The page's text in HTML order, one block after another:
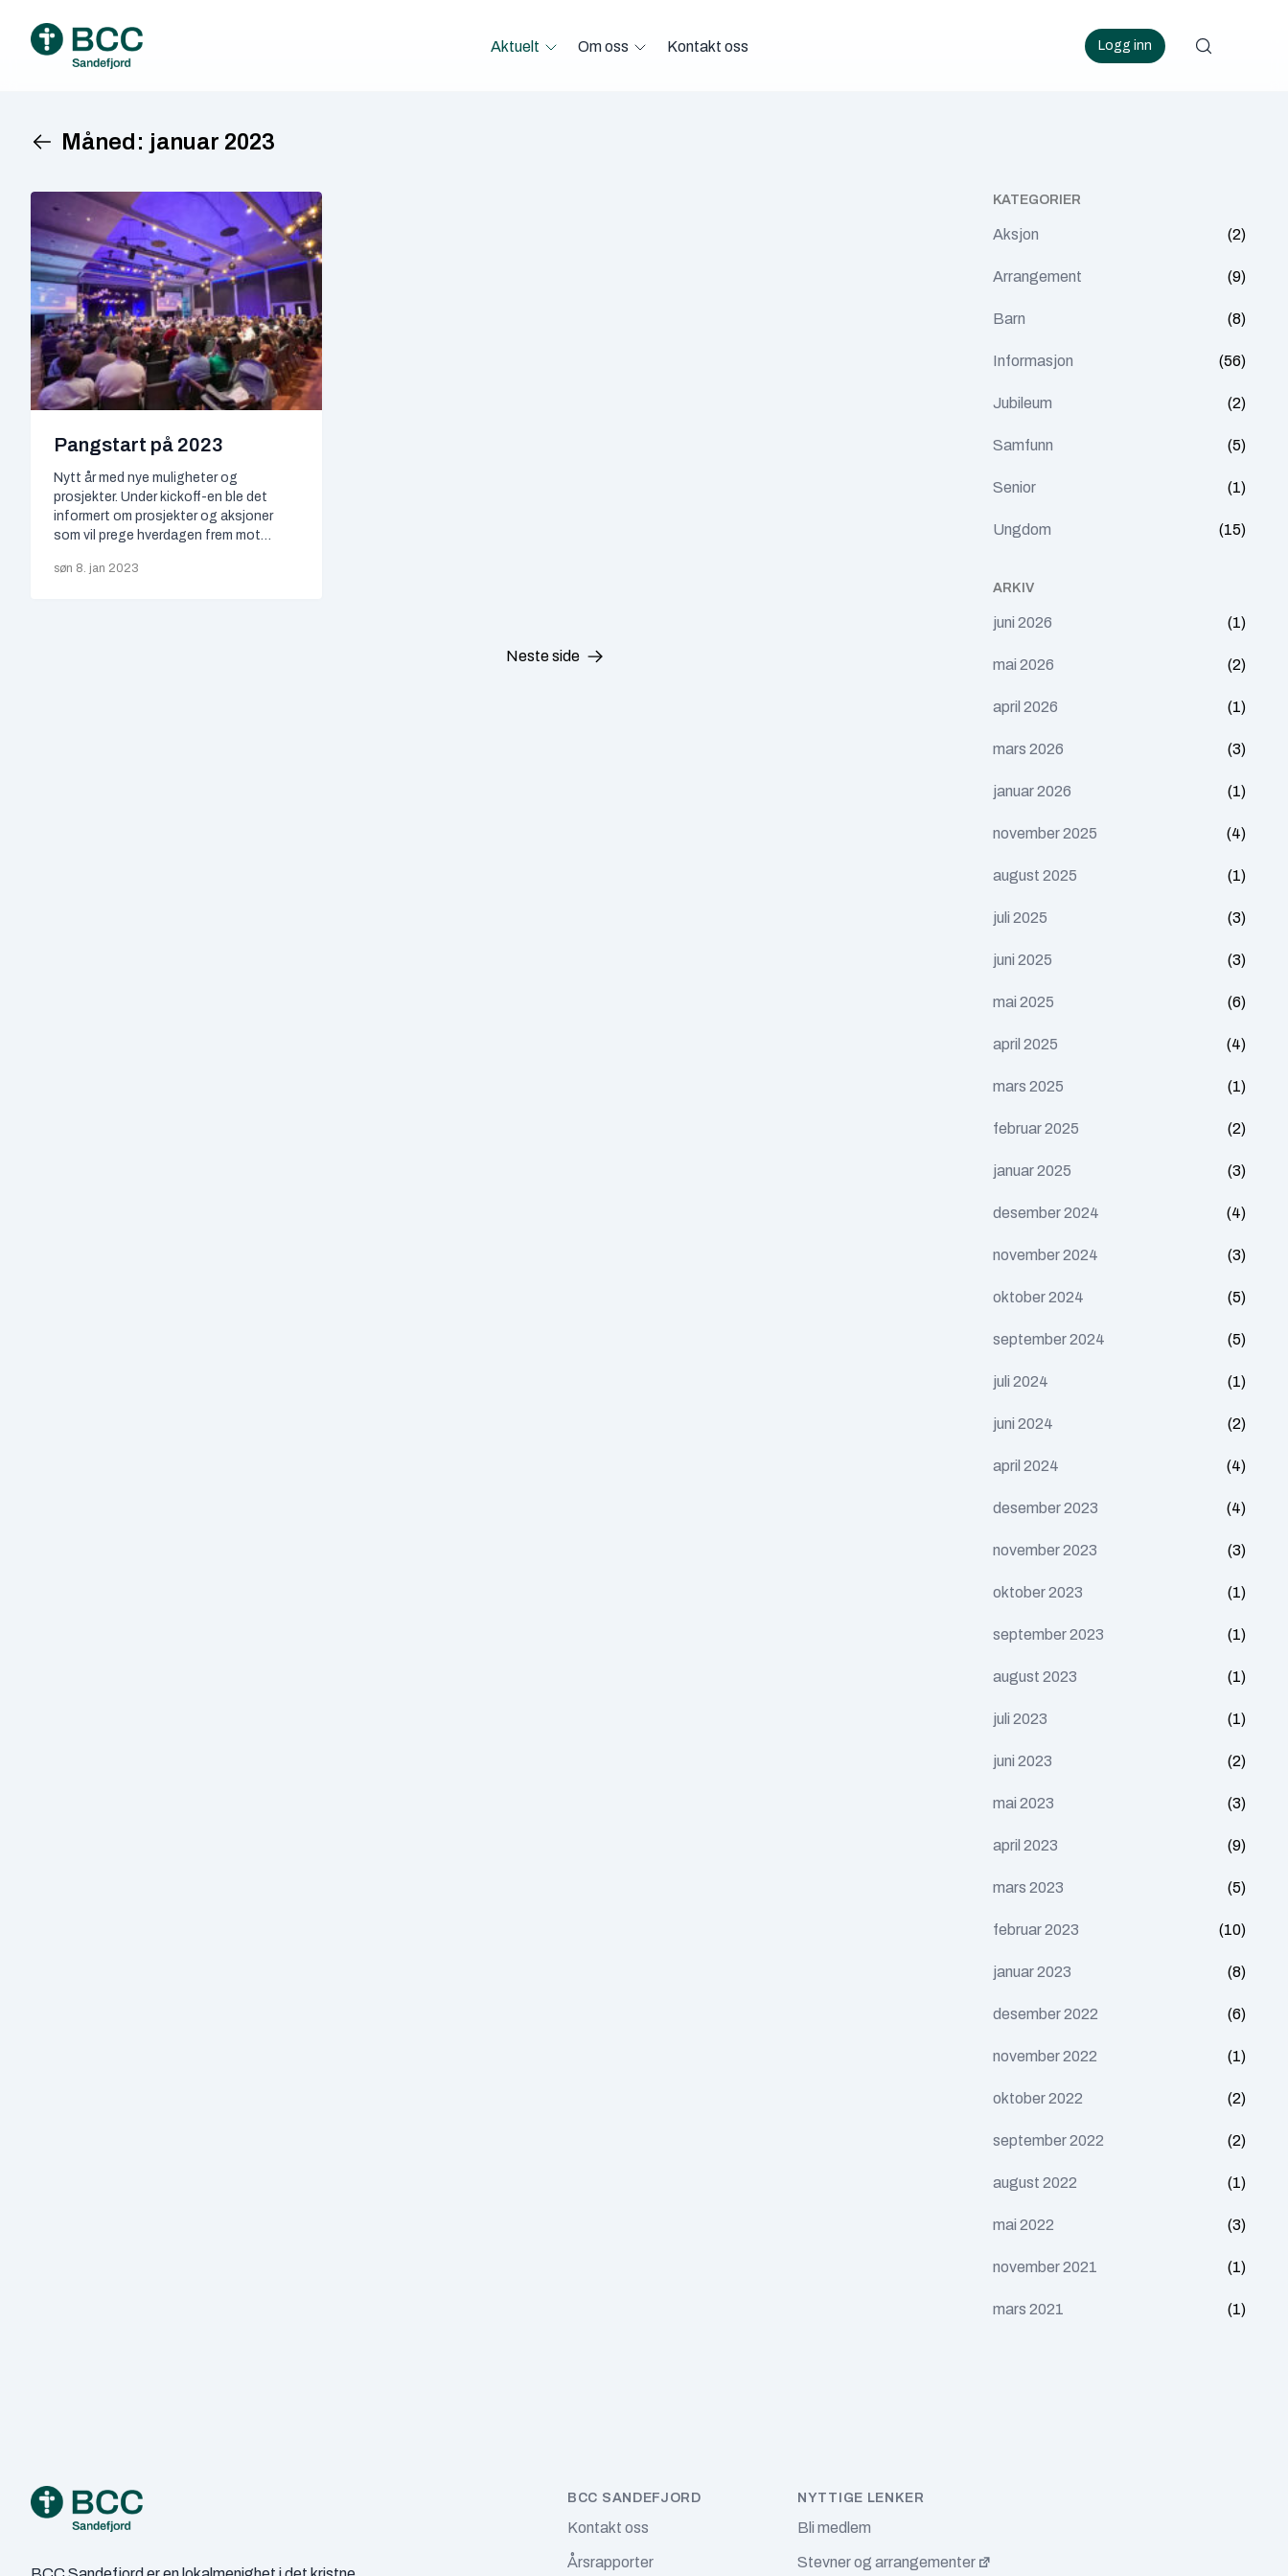
Aktuelt
Om oss
Kontakt oss Logg inn
Måned: januar 2023
Pangstart på 2023
Nytt år med nye muligheter og
prosjekter. Under kickoff-en ble det
informert om prosjekter og aksjoner
som vil prege hverdagen frem mot
søn 8. jan 2023
Neste side
KATEGORIER
Aksjon (2)
Arrangement (9)
Barn (8)
Informasjon (56)
Jubileum (2)
Samfunn (5)
Senior (1)
Ungdom (15)
ARKIV
juni 2026 (1)
mai 2026 (2)
april 2026 (1)
mars 2026 (3)
januar 2026 (1)
november 2025 (4)
august 2025 (1)
juli 2025 (3)
juni 2025 (3)
mai 2025 (6)
april 2025 (4)
mars 2025 (1)
februar 2025 (2)
januar 2025 (3)
desember 2024 (4)
november 2024 (3)
oktober 2024 (5)
september 2024 (5)
juli 2024 (1)
juni 2024 (2)
april 2024 (4)
desember 2023 (4)
november 2023 (3)
oktober 2023 (1)
september 2023 (1)
august 2023 (1)
juli 2023 (1)
juni 2023 (2)
mai 2023 (3)
april 2023 (9)
mars 2023 (5)
februar 2023 (10)
januar 2023 (8)
desember 2022 (6)
november 2022 (1)
oktober 2022 (2)
september 2022 (2)
august 2022 (1)
mai 2022 (3)
november 2021 (1)
mars 2021 (1)
BCC SANDEFJORD
Kontakt oss
Årsrapporter
NYTTIGE LENKER
Bli medlem
Stevner og arrangementer